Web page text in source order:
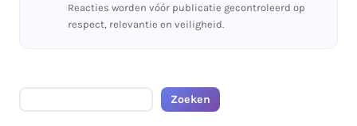
Reacties worden vóór publicatie gecontroleerd op
respect, relevantie en veiligheid.
Zoeken